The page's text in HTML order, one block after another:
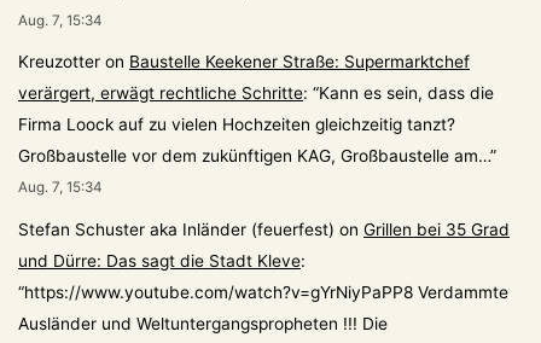
Aug. 7, 15:34
Kreuzotter on Baustelle Keekener Straße: Supermarktchef
verärgert, erwägt rechtliche Schritte: “Kann es sein, dass die
Firma Loock auf zu vielen Hochzeiten gleichzeitig tanzt?
Großbaustelle vor dem zukünftigen KAG, Großbaustelle am…”
Aug. 7, 15:34
Stefan Schuster aka Inländer (feuerfest) on Grillen bei 35 Grad
und Dürre: Das sagt die Stadt Kleve:
“https://www.youtube.com/watch?v=gYrNiyPaPP8 Verdammte
Ausländer und Weltuntergangspropheten !!! Die